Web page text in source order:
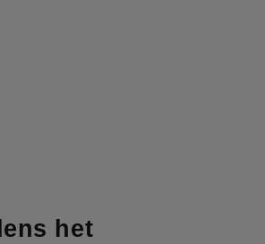
het